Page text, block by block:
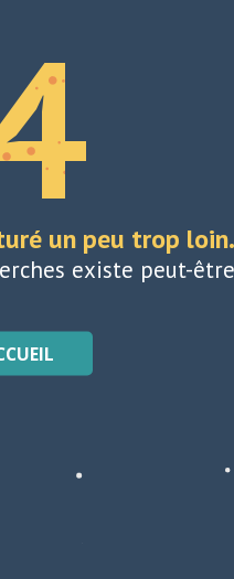
un peu trop
existe peut-